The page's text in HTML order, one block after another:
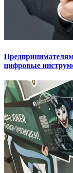
Предпринимателям
цифровые